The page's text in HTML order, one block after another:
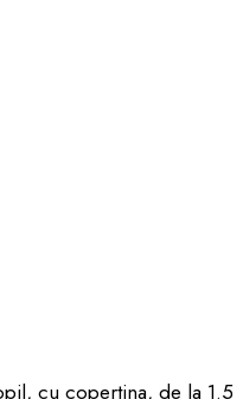
cu copertina, de la 1.5